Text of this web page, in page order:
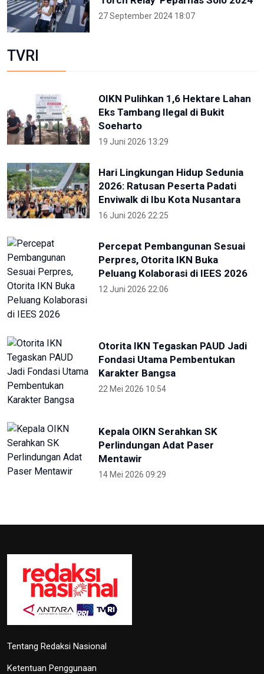
27 September 2024 18:07
TVRI
OIKN Pulihkan 1,6 Hektare Lahan
Eks Tambang Ilegal di Bukit
Soeharto
19 Juni 2026 13:29
Hari Lingkungan Hidup Sedunia
2026: Ratusan Peserta Padati
Enviwalk di Ibu Kota Nusantara
16 Juni 2026 22:25
Percepat Pembangunan Sesuai
Perpres, Otorita IKN Buka
Peluang Kolaborasi di IEES 2026
12 Juni 2026 22:06
Otorita IKN Tegaskan PAUD Jadi
Fondasi Utama Pembentukan
Karakter Bangsa
22 Mei 2026 10:54
Kepala OIKN Serahkan SK
Perlindungan Adat Paser
Mentawir
14 Mei 2026 09:29
Tentang Redaksi Nasional
Ketentuan Penggunaan